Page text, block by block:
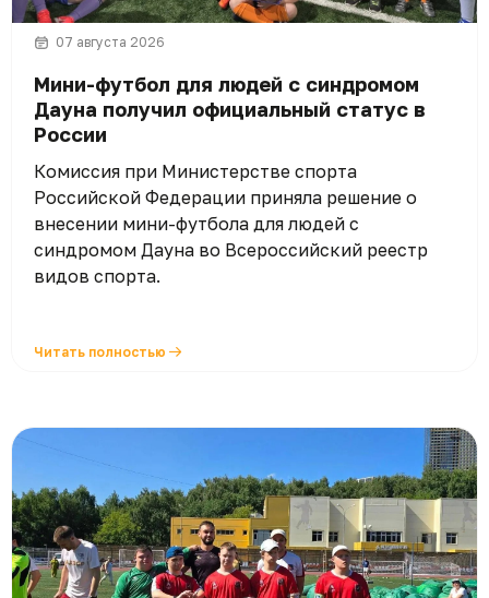
07 августа 2026
Мини-футбол для людей с синдромом
Дауна получил официальный статус в
России
Комиссия при Министерстве спорта
Российской Федерации приняла решение о
внесении мини-футбола для людей с
синдромом Дауна во Всероссийский реестр
видов спорта.
Читать полностью